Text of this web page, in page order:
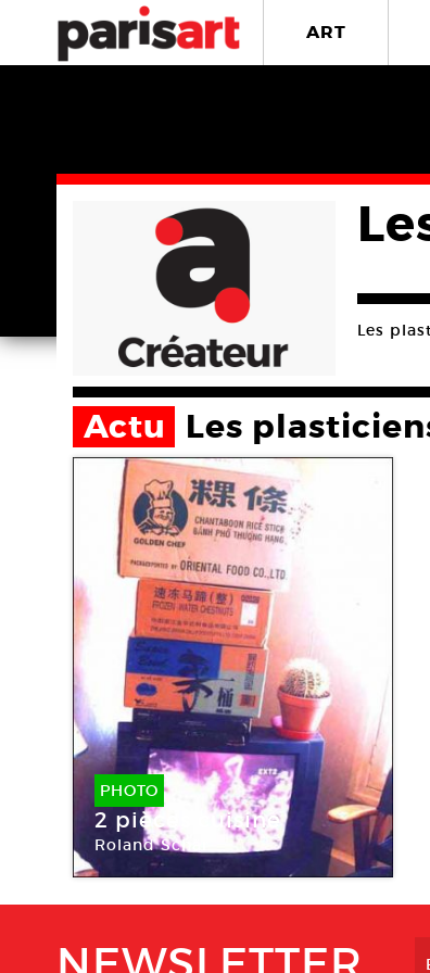
ART
Les
Actu Les
PHOTO
2 pièces cuisine
Roland Schär